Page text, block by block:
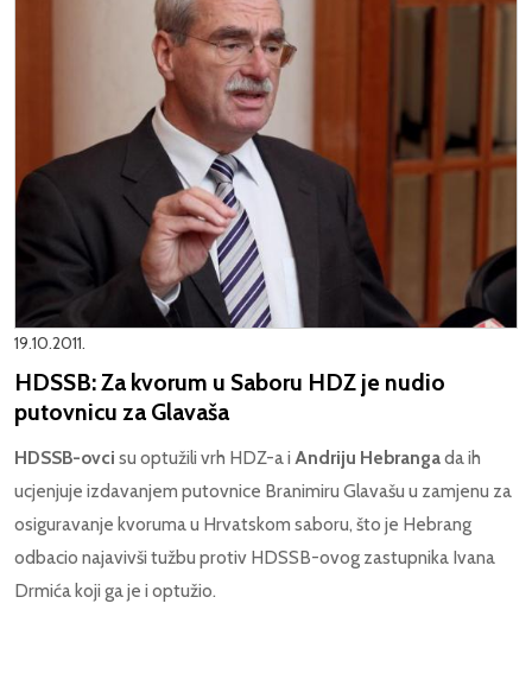
19.10.2011.
HDSSB: Za kvorum u Saboru HDZ je nudio
putovnicu za Glavaša
HDSSB-ovci su optužili vrh HDZ-a i Andriju Hebrangada ih
ucjenjuje izdavanjem putovnice Branimiru Glavašu u zamjenu za
osiguravanje kvoruma u Hrvatskom saboru, što je Hebrang
odbacio najavivši tužbu protiv HDSSB-ovog zastupnika Ivana
Drmića koji ga je i optužio.